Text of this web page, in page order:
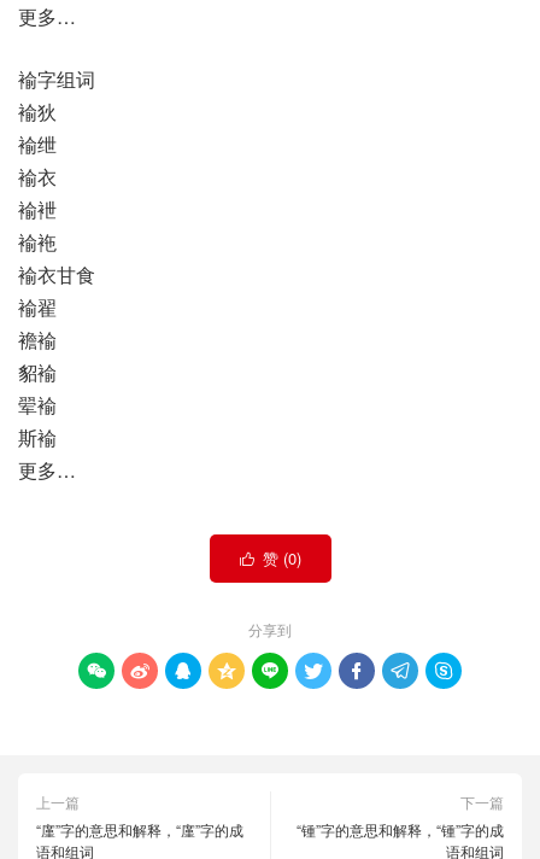
更多…
褕字组词
褕狄
褕绁
褕衣
褕袣
褕袘
褕衣甘食
褕翟
襜褕
貂褕
翚褕
斯褕
更多…
 赞 (0)
分享到
        
上一篇
“廑”字的意思和解释，“廑”字的成
语和组词
下一篇
“锺”字的意思和解释，“锺”字的成
语和组词